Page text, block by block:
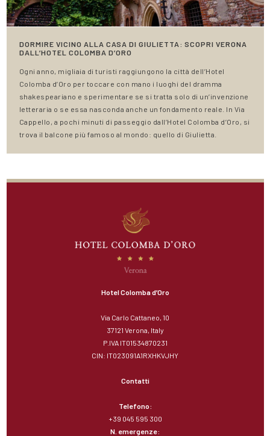
DORMIRE VICINO ALLA CASA DI GIULIETTA: SCOPRI VERONA
DALL’HOTEL COLOMBA D’ORO
Ogni anno, migliaia di turisti raggiungono la città dell’Hotel
Colomba d’Oro per toccare con mano i luoghi del dramma
shakespeariano e sperimentare se si tratta solo di un’invenzione
letteraria o se essa nasconda anche un fondamento reale. In Via
Cappello, a pochi minuti di passeggio dall’Hotel Colomba d’Oro, si
trova il balcone più famoso al mondo: quello di Giulietta.
Hotel Colomba d’Oro
Via Carlo Cattaneo, 10
37121 Verona, Italy
P.IVA IT01534870231
CIN: IT023091A1RXHKVJHY
Contatti
Telefono:
+39 045 595 300
N. emergenze: